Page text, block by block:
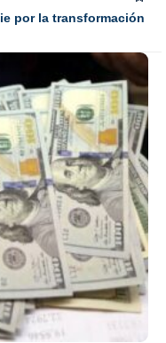
por la transformación